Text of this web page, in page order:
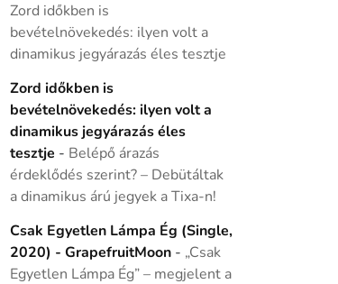
Zord időkben is
bevételnövekedés: ilyen volt a
dinamikus jegyárazás éles tesztje
Zord időkben is
bevételnövekedés: ilyen volt a
dinamikus jegyárazás éles
tesztje - Belépő árazás
érdeklődés szerint? – Debütáltak
a dinamikus árú jegyek a Tixa-n!
Csak Egyetlen Lámpa Ég (Single,
2020) - GrapefruitMoon- „Csak
Egyetlen Lámpa Ég” – megjelent a